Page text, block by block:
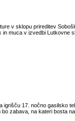
v sklopu prireditev
muca v izvedbi Lutkovne
igrišču 17. nočno gasilsko
zabava, na kateri bosta